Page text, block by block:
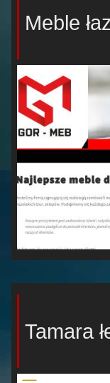
Meble
Tamara